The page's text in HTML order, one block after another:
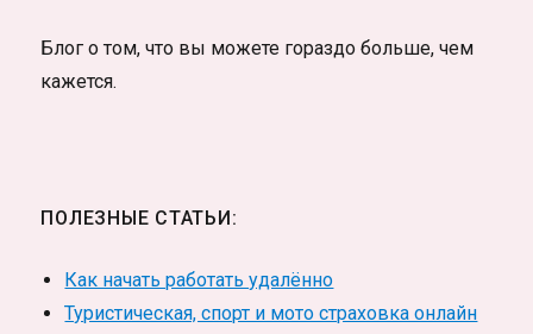
Блог о том, что вы можете гораздо больше, чем
кажется.
ПОЛЕЗНЫЕ СТАТЬИ:
Как начать работать удалённо
Туристическая, спорт и мото страховка онлайн